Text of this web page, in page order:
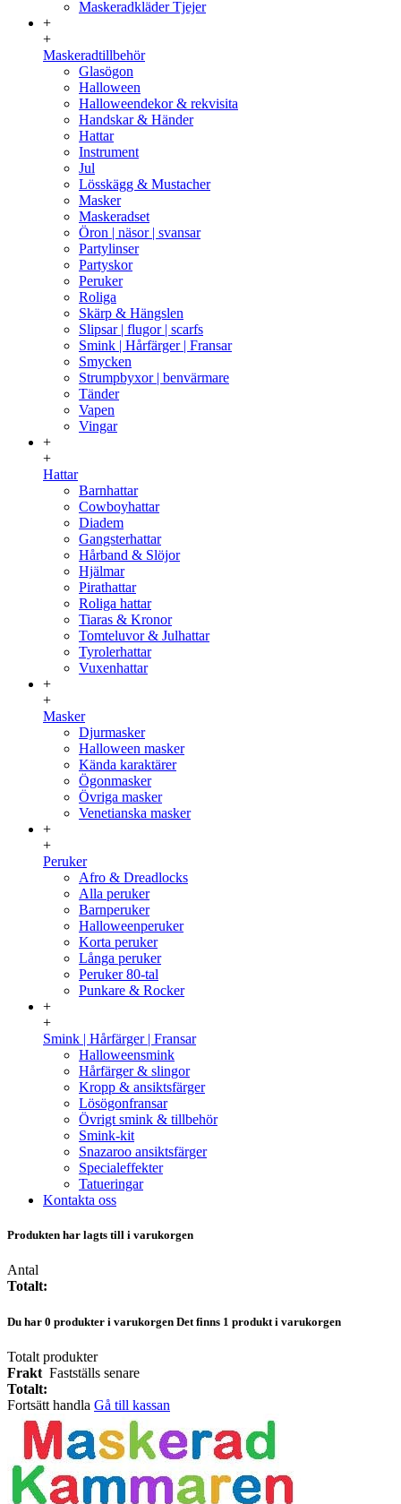
Maskeradkläder Tjejer
+
+
Maskeradtillbehör
Glasögon
Halloween
Halloweendekor & rekvisita
Handskar & Händer
Hattar
Instrument
Jul
Lösskägg & Mustacher
Masker
Maskeradset
Öron | näsor | svansar
Partylinser
Partyskor
Peruker
Roliga
Skärp & Hängslen
Slipsar | flugor | scarfs
Smink | Hårfärger | Fransar
Smycken
Strumpbyxor | benvärmare
Tänder
Vapen
Vingar
+
+
Hattar
Barnhattar
Cowboyhattar
Diadem
Gangsterhattar
Hårband & Slöjor
Hjälmar
Pirathattar
Roliga hattar
Tiaras & Kronor
Tomteluvor & Julhattar
Tyrolerhattar
Vuxenhattar
+
+
Masker
Djurmasker
Halloween masker
Kända karaktärer
Ögonmasker
Övriga masker
Venetianska masker
+
+
Peruker
Afro & Dreadlocks
Alla peruker
Barnperuker
Halloweenperuker
Korta peruker
Långa peruker
Peruker 80-tal
Punkare & Rocker
+
+
Smink | Hårfärger | Fransar
Halloweensmink
Hårfärger & slingor
Kropp & ansiktsfärger
Lösögonfransar
Övrigt smink & tillbehör
Smink-kit
Snazaroo ansiktsfärger
Specialeffekter
Tatueringar
Kontakta oss
Produkten har lagts till i varukorgen
Antal
Totalt:
Du har 0 produkter i varukorgen Det finns 1 produkt i varukorgen
Totalt produkter
Frakt Fastställs senare
Totalt:
Fortsätt handla Gå till kassan